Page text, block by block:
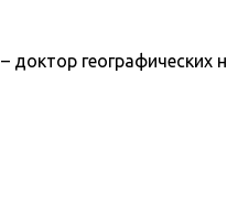
географических